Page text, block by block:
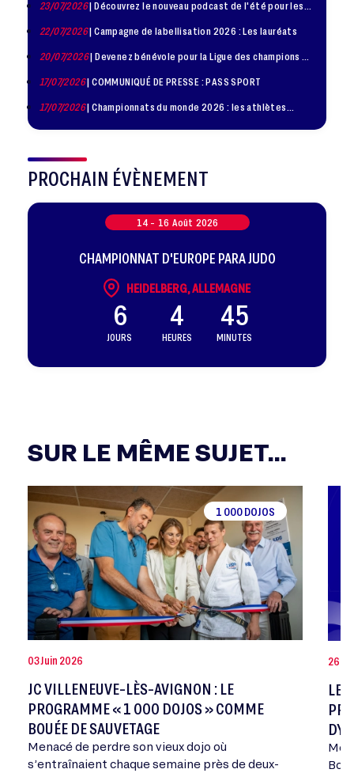
23/07/2026| Découvrez le nouveau podcast de l'été pour les
22/07/2026| Campagne de labellisation 2026 : Les lauréats
20/07/2026| Devenez bénévole pour la Ligue des champions de
17/07/2026| COMMUNIQUÉ DE PRESSE : PASS SPORT
17/07/2026| Championnats du monde 2026 : les athlètes
PROCHAIN ÉVÈNEMENT
14 - 16 Août 2026
CHAMPIONNAT D'EUROPE PARA JUDO
HEIDELBERG, ALLEMAGNE
6
JOURS
4
HEURES
45
MINUTES
SUR LE MÊME SUJET...
1 000 DOJOS
03 Juin 2026
JC VILLENEUVE-LÈS-AVIGNON : LE
PROGRAMME « 1 000 DOJOS » COMME
BOUÉE DE SAUVETAGE
Menacé de perdre son vieux dojo où
s’entraînaient chaque semaine près de deux-
26